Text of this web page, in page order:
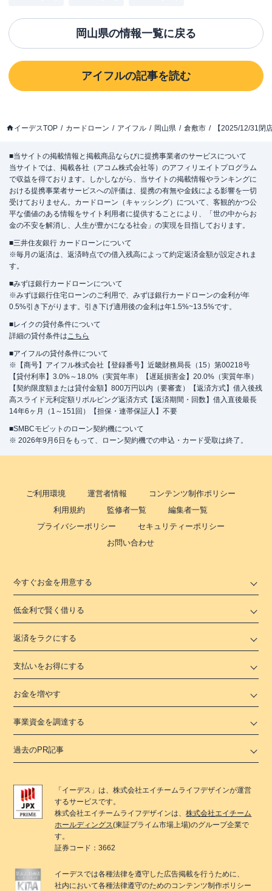
岡山県の情報一覧に戻る
アイフルの記事を読む
イーデスTOP カードローン アイフル 岡山県 倉敷市 【2025/12/31閉
■当サイトの掲載情報と掲載商品ならびに提携事業者のサービスについて
当サイトでは、掲載各社（アコム株式会社等）のアフィリエイトプログラム
で収益を得ております。しかしながら、当サイトの掲載情報やランキングに
おける提携事業者サービスへの評価は、提携の有無や金銭による影響を一切
受けておりません。カードローン（キャッシング）について、客観的かつ公
平な価値のある情報をサイト利用者に提供することにより、「世の中からお
金の不安を解消し、人生が豊かになる社会」の実現を目指しております。
■三井住友銀行 カードローンについて
※毎月の返済は、返済時点での借入残高によって約定返済金額が設定されま
す。
■みずほ銀行カードローンについて
※みずほ銀行住宅ローンのご利用で、みずほ銀行カードローンの金利が年
0.5%引き下がります。引き下げ適用後の金利は年1.5%~13.5%です。
■レイクの貸付条件について
詳細の貸付条件はこちら
■アイフルの貸付条件について
※【商号】アイフル株式会社【登録番号】近畿財務局長（15）第00218号
【貸付利率】3.0%～18.0%（実質年率）【遅延損害金】20.0%（実質年率）
【契約限度額または貸付金額】800万円以内（要審査）【返済方式】借入後残
高スライド元利定額リボルビング返済方式【返済期間・回数】借入直後最長
14年6ヶ月（1～151回）【担保・連帯保証人】不要
■SMBCモビットのローン契約機について
※ 2026年9月6日をもって、ローン契約機での申込・カード受取は終了。
ご利用環境 運営者情報
コンテンツ制作ポリシー
利用規約
監修者一覧
編集者一覧
プライバシーポリシー
セキュリティーポリシー
お問い合わせ
今すぐお金を用意する
低金利で賢く借りる
返済をラクにする
支払いをお得にする
お金を増やす
事業資金を調達する
過去のPR記事
「 イーデス 」は、株式会社エイチームライフデザインが運営
するサービスです。
株式会社エイチームライフデザインは、株式会社エイチーム
ホールディングス(東証プライム市場上場)のグループ企業で
す。
証券コード：3662
イーデスでは各種法律を遵守した広告掲載を行うために、
社内において各種法律遵守のためのコンテンツ制作ポリシー